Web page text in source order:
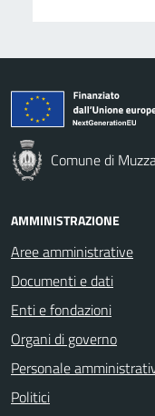
Comune di
AMMINISTRAZIONE
Aree amministrative
Documenti e dati
Enti e fondazioni
Organi di governo
Personale
Politici